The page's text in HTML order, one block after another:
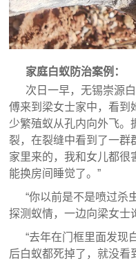
家庭白蚁防治案例：
次日一早，无锡崇源白
傅来到梁女士家中，看到
少繁殖蚁从孔内向外飞。
裂，在裂缝中看到了一群
家里来的，我和女儿都很
能换房间睡觉了。”
“你以前是不是喷过杀
探测蚁情，一边向梁女士
“去年在门框里面发现
后白蚁都死掉了，就没看